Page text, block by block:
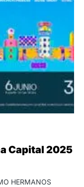
Capital 2025
HERMANOS